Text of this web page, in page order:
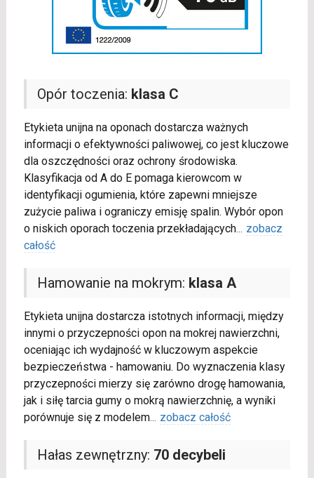
Opór toczenia: klasa C
Etykieta unijna na oponach dostarcza ważnych
informacji o efektywności paliwowej, co jest kluczowe
dla oszczędności oraz ochrony środowiska.
Klasyfikacja od A do E pomaga kierowcom w
identyfikacji ogumienia, które zapewni mniejsze
zużycie paliwa i ograniczy emisję spalin. Wybór opon
o niskich oporach toczenia przekładających... zobacz
całość
Hamowanie na mokrym: klasa A
Etykieta unijna dostarcza istotnych informacji, między
innymi o przyczepności opon na mokrej nawierzchni,
oceniając ich wydajność w kluczowym aspekcie
bezpieczeństwa - hamowaniu. Do wyznaczenia klasy
przyczepności mierzy się zarówno drogę hamowania,
jak i siłę tarcia gumy o mokrą nawierzchnię, a wyniki
porównuje się z modelem... zobacz całość
Hałas zewnętrzny: 70 decybeli